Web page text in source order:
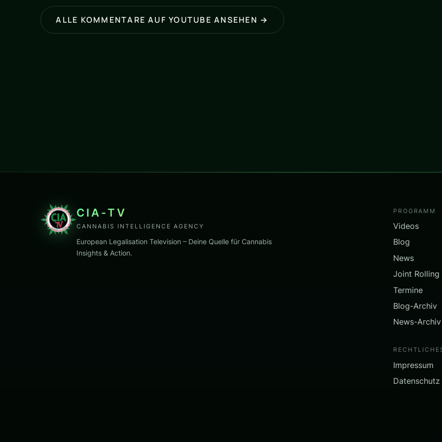
ALLE KOMMENTARE AUF YOUTUBE ANSEHEN →
CIA-TV
CANNABIS INTELLIGENCE AGENCY
European Legalisation Television – Deine Quelle für Cannabis
Insights & Action.
PROGRAMM
Videos
Blog
News
Joint Rolling
Termine
Blog-Archiv
News-Archiv
Impressum
Datenschutz